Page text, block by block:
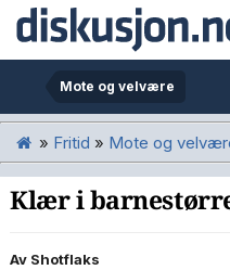
Mote og velvære
» Fritid » Mote og
Klær i
Av Shotflaks